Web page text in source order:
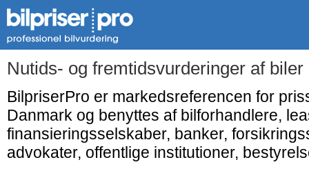
Nutids- og fremtidsvurderinger af
BilpriserPro er markedsreferencen for
Danmark og benyttes af bilforhandlere,
finansieringsselskaber, banker,
advokater, offentlige institutioner,